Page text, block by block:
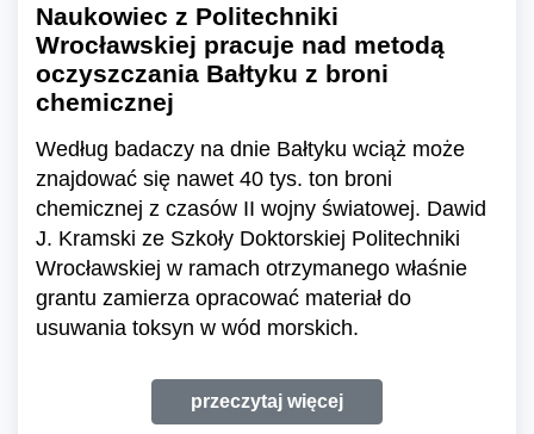
Naukowiec z Politechniki
Wrocławskiej pracuje nad metodą
oczyszczania Bałtyku z broni
chemicznej
Według badaczy na dnie Bałtyku wciąż może
znajdować się nawet 40 tys. ton broni
chemicznej z czasów II wojny światowej. Dawid
J. Kramski ze Szkoły Doktorskiej Politechniki
Wrocławskiej w ramach otrzymanego właśnie
grantu zamierza opracować materiał do
usuwania toksyn w wód morskich.
przeczytaj więcej